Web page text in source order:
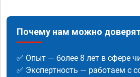
Почему нам можно
✅ Опыт — более 8 лет в сфере
✅ Экспертность — работаем с